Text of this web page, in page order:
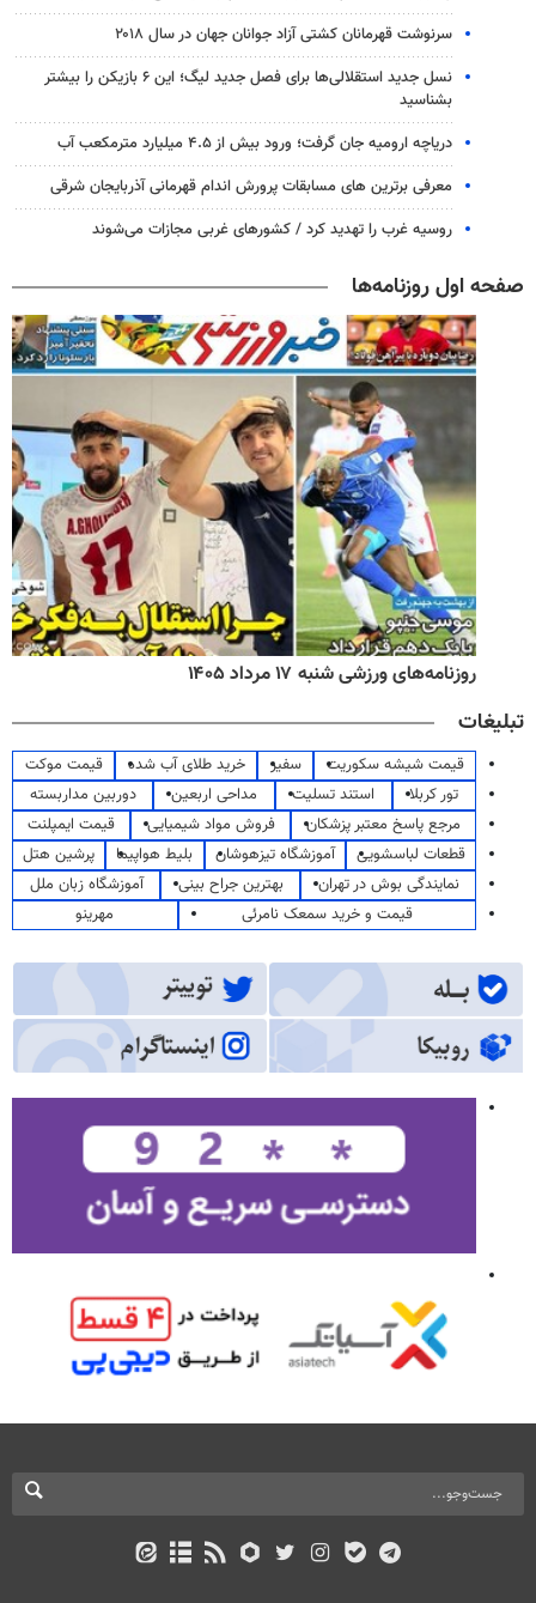
سرنوشت قهرمانان کشتی آزاد جوانان جهان در سال ۲۰۱۸
نسل جدید استقلالی‌ها برای فصل جدید لیگ؛ این ۶ بازیکن را بیشتر
بشناسید
دریاچه ارومیه جان گرفت؛ ورود بیش از ۴.۵ میلیارد مترمکعب آب
معرفی برترین های مسابقات پرورش اندام قهرمانی آذربایجان شرقی
روسیه غرب را تهدید کرد / کشورهای غربی مجازات می‌شوند
صفحه اول روزنامه‌ها
روزنامه‌های ورزشی شنبه ۱۷ مرداد ۱۴۰۵
تبلیغات
قیمت شیشه سکوریت سفیر خرید طلای آب شده
قیمت موکت
تور کربلا
استند تسلیت مداحی اربعین
دوربین مداربسته
مرجع پاسخ معتبر پزشکان
فروش مواد شیمیایی
قیمت ایمپلنت
قطعات لباسشویی
آموزشگاه تیزهوشان بلیط هواپیما
پرشین هتل
نمایندگی بوش در تهران
بهترین جراح بینی
آموزشگاه زبان ملل
قیمت و خرید سمعک نامرئی
مهرینو